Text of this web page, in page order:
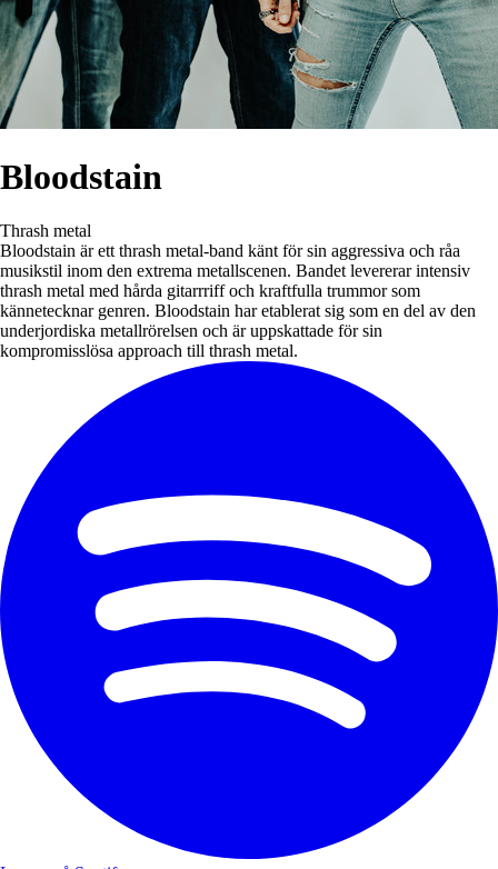
Bloodstain
Thrash metal
Bloodstain är ett thrash metal-band känt för sin aggressiva och råa
musikstil inom den extrema metallscenen. Bandet levererar intensiv
thrash metal med hårda gitarrriff och kraftfulla trummor som
kännetecknar genren. Bloodstain har etablerat sig som en del av den
underjordiska metallrörelsen och är uppskattade för sin
kompromisslösa approach till thrash metal.